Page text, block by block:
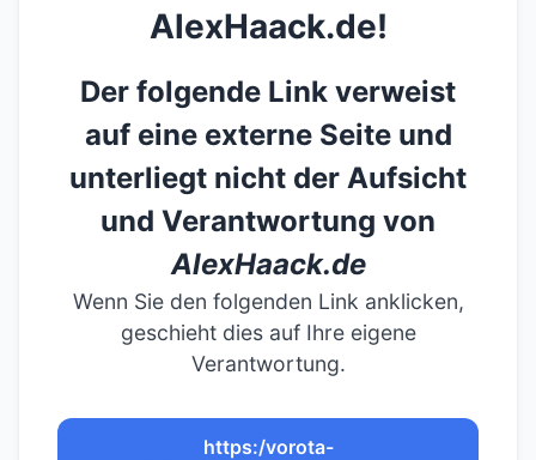
AlexHaack.de!
Der folgende Link verweist
auf eine externe Seite und
unterliegt nicht der Aufsicht
und Verantwortung von
AlexHaack.de
Wenn Sie den folgenden Link anklicken,
geschieht dies auf Ihre eigene
Verantwortung.
https:/vorota-